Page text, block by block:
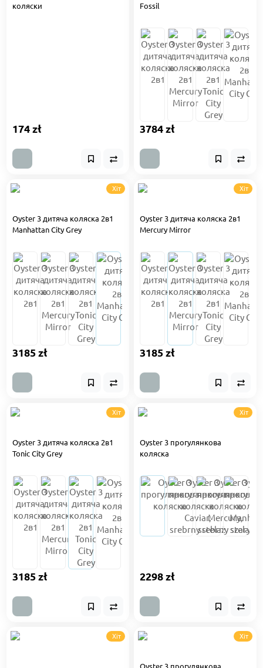
коляски
174 zł
Fossil
3784 zł
Хіт
Oyster 3 дитяча коляска 2в1
Manhattan City Grey
3185 zł
Хіт
Oyster 3 дитяча коляска 2в1
Mercury Mirror
3185 zł
Хіт
Oyster 3 дитяча коляска 2в1
Tonic City Grey
3185 zł
Хіт
Oyster 3 прогулянкова
коляска
2298 zł
Хіт Хіт
Oyster 3 прогулянкова